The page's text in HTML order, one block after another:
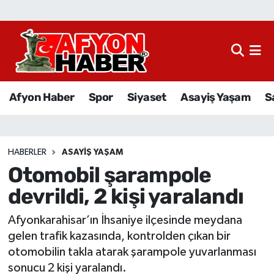
Afyon Haber Spor Siyaset Asayiş Yaşam
HABERLER ASAYIŞ YAŞAM
Otomobil şarampole
devrildi, 2 kişi yaralandı
Afyonkarahisar’ın İhsaniye ilçesinde meydana
gelen trafik kazasında, kontrolden çıkan bir
otomobilin takla atarak şarampole yuvarlanması
sonucu 2 kişi yaralandı.
Afyon Haber
Sağlık
Eğitim
Sivil Toplum
Ekonomi